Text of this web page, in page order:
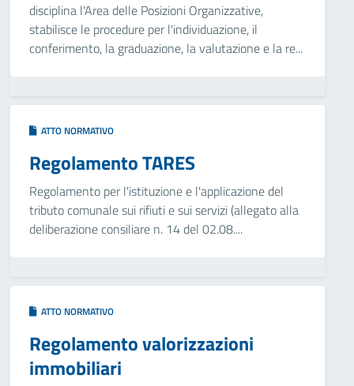
disciplina l'Area delle Posizioni Organizzative,
stabilisce le procedure per l'individuazione, il
conferimento, la graduazione, la valutazione e la re...
ATTO NORMATIVO
Regolamento TARES
Regolamento per l'istituzione e l'applicazione del
tributo comunale sui rifiuti e sui servizi (allegato alla
deliberazione consiliare n. 14 del 02.08....
ATTO NORMATIVO
Regolamento valorizzazioni
immobiliari